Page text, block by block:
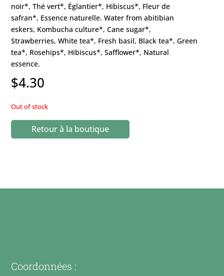
noir*, Thé vert*, Églantier*, Hibiscus*, Fleur de
safran*, Essence naturelle. Water from abitibian
eskers, Kombucha culture*, Cane sugar*,
Strawberries, White tea*, Fresh basil, Black tea*, Green
tea*, Rosehips*, Hibiscus*, Safflower*, Natural
essence.
$4.30
Out of stock
Retour à la boutique
Coordonnées :